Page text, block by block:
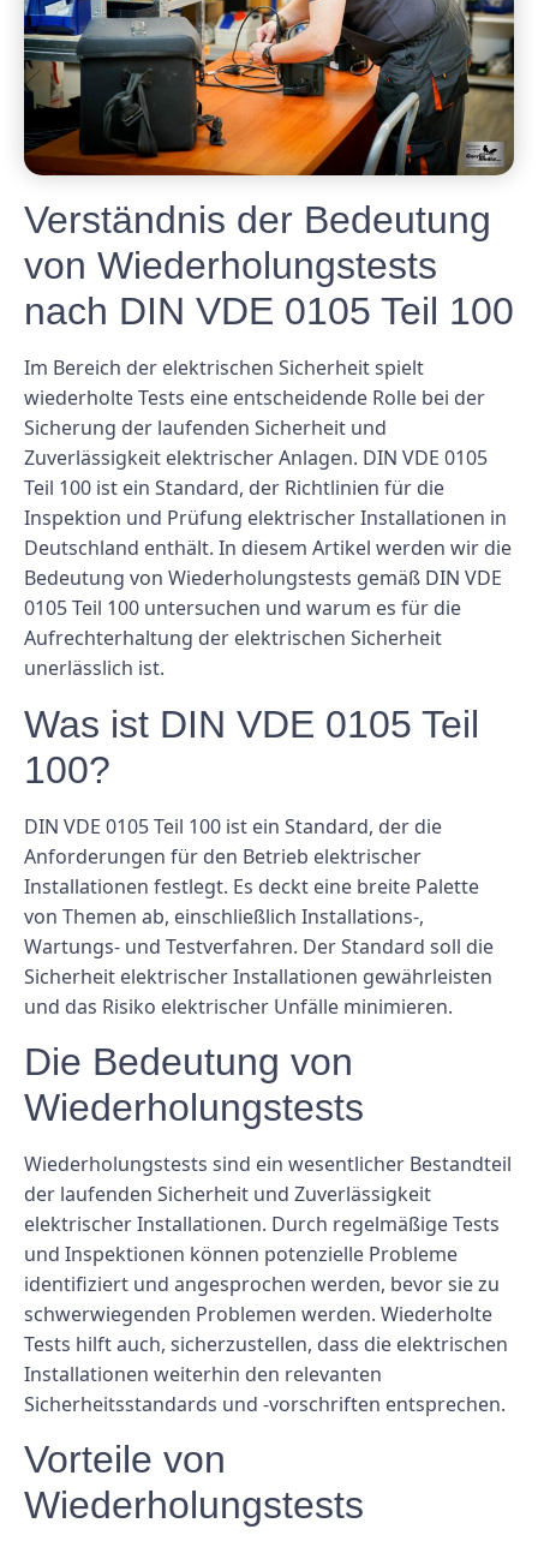
Verständnis der Bedeutung
von Wiederholungstests
nach DIN VDE 0105 Teil 100
Im Bereich der elektrischen Sicherheit spielt
wiederholte Tests eine entscheidende Rolle bei der
Sicherung der laufenden Sicherheit und
Zuverlässigkeit elektrischer Anlagen. DIN VDE 0105
Teil 100 ist ein Standard, der Richtlinien für die
Inspektion und Prüfung elektrischer Installationen in
Deutschland enthält. In diesem Artikel werden wir die
Bedeutung von Wiederholungstests gemäß DIN VDE
0105 Teil 100 untersuchen und warum es für die
Aufrechterhaltung der elektrischen Sicherheit
unerlässlich ist.
Was ist DIN VDE 0105 Teil
100?
DIN VDE 0105 Teil 100 ist ein Standard, der die
Anforderungen für den Betrieb elektrischer
Installationen festlegt. Es deckt eine breite Palette
von Themen ab, einschließlich Installations-,
Wartungs- und Testverfahren. Der Standard soll die
Sicherheit elektrischer Installationen gewährleisten
und das Risiko elektrischer Unfälle minimieren.
Die Bedeutung von
Wiederholungstests
Wiederholungstests sind ein wesentlicher Bestandteil
der laufenden Sicherheit und Zuverlässigkeit
elektrischer Installationen. Durch regelmäßige Tests
und Inspektionen können potenzielle Probleme
identifiziert und angesprochen werden, bevor sie zu
schwerwiegenden Problemen werden. Wiederholte
Tests hilft auch, sicherzustellen, dass die elektrischen
Installationen weiterhin den relevanten
Sicherheitsstandards und -vorschriften entsprechen.
Vorteile von
Wiederholungstests